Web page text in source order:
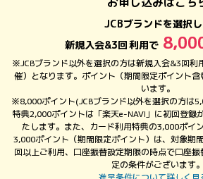
JCBブランドを選択
新規入会&3回利用で
※JCBブランド以外を選択の方は新規入会&3回利
催）となります。ポイント（期間限定ポイント
います。
※8,000ポイント(JCBブランド以外を選択の方は
特典2,000ポイントは「楽天e-NAVI」に初回登録
たします。また、カード利用特典の3,000ポイ
3,000ポイント（期間限定ポイント）は、対象期
回以上ご利用、口座振替設定期限の時点で口座
定の条件がございます。